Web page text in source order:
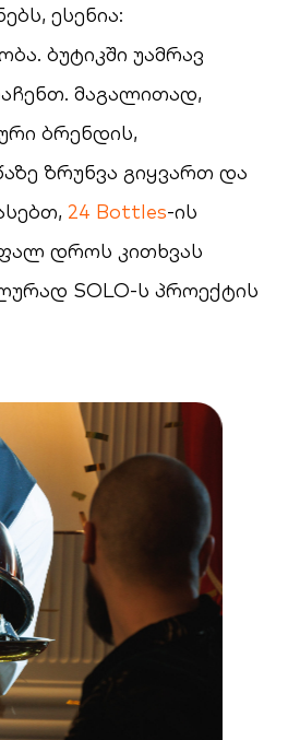
ესენია:
ბუტიკში უამრავ
მაგალითად,
ბრენდის,
ზრუნვა გიყვართ და
24 Bottles-ის
დროს კითხვას
SOLO-ს პროექტის